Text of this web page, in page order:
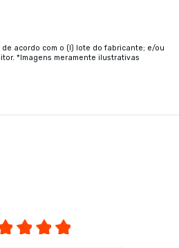
acordo com o (I) lote do fabricante; e/ou
*Imagens meramente ilustrativas